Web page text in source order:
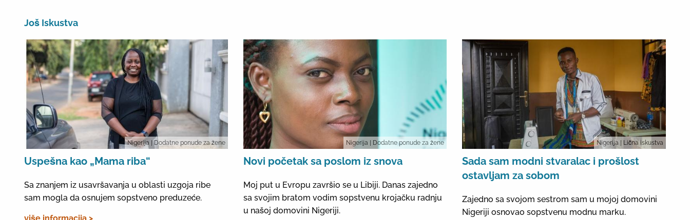
Još Iskustva
Nigerija | Dodatne ponude za žene
Uspešna kao „Mama riba“
Sa znanjem iz usavršavanja u oblasti uzgoja ribe
sam mogla da osnujem sopstveno preduzeće.
više informacija >
Nigerija | Dodatne ponude za žene
Novi početak sa poslom iz snova
Moj put u Evropu završio se u Libiji. Danas zajedno
sa svojim bratom vodim sopstvenu krojačku radnju
u našoj domovini Nigeriji.
Nigerija | Lična iskustva
Sada sam modni stvaralac i prošlost
ostavljam za sobom
Zajedno sa svojom sestrom sam u mojoj domovini
Nigeriji osnovao sopstvenu modnu marku.